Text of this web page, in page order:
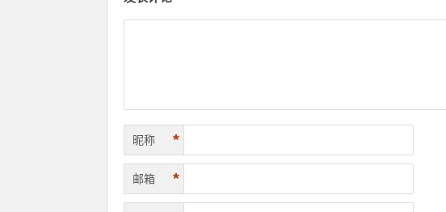
昵称 *
邮箱 *